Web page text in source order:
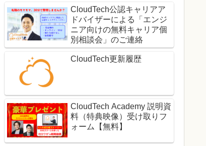
CloudTech公認キャリアア
ドバイザーによる「エンジ
ニア向けの無料キャリア個
別相談会」のご連絡
CloudTech更新履歴
CloudTech Academy 説明資
料（特典映像）受け取りフ
ォーム【無料】